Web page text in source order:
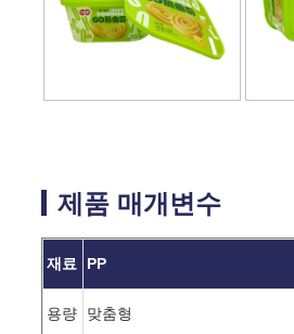
제품 매개변수
재료 PP
용량 맞춤형